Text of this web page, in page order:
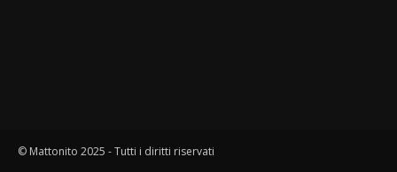
© Mattonito 2025 - Tutti i diritti riservati